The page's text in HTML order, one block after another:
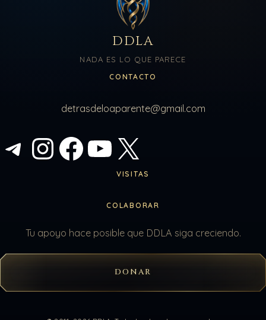
DDLA
NADA ES LO QUE PARECE
CONTACTO
detrasdeloaparente@gmail.com
TelegramInstagram
FacebookYouTube
X
VISITAS
COLABORAR
Tu apoyo hace posible que DDLA siga creciendo.
DONAR